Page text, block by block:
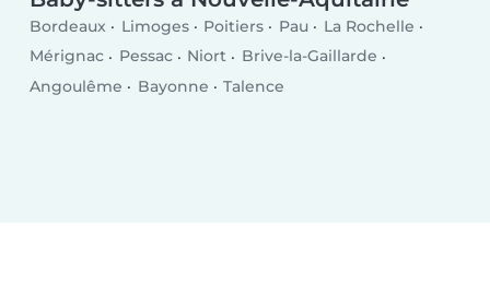
Bordeaux Limoges Poitiers Pau
La Rochelle
Mérignac
Pessac Niort
Brive-la-Gaillarde
Angoulême
Bayonne Talence